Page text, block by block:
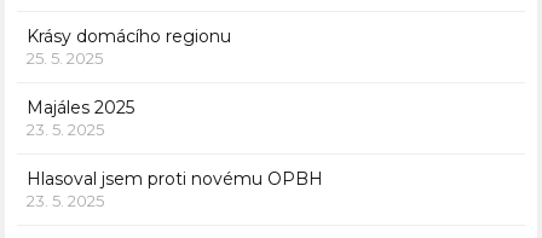
Krásy domácího regionu
25. 5. 2025
Majáles 2025
23. 5. 2025
Hlasoval jsem proti novému OPBH
23. 5. 2025